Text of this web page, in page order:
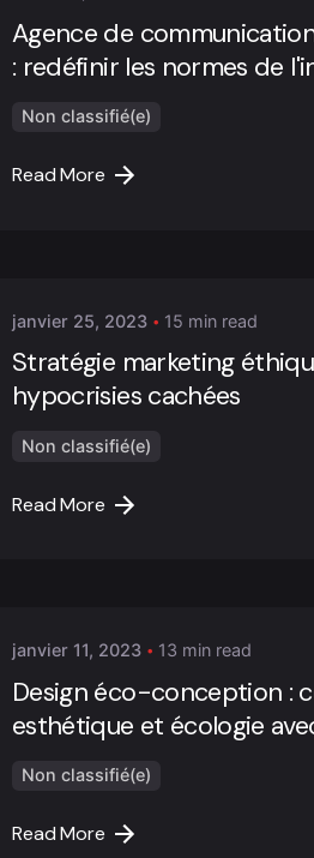
Agence de
: redéfinir les normes de
Non classifié(e)
Read More
janvier 25, 2023 15 min read
Stratégie marketing
hypocrisies cachées
Non classifié(e)
Read More
janvier 11, 2023 13 min read
Design éco-conception :
esthétique et écologie
Non classifié(e)
Read More